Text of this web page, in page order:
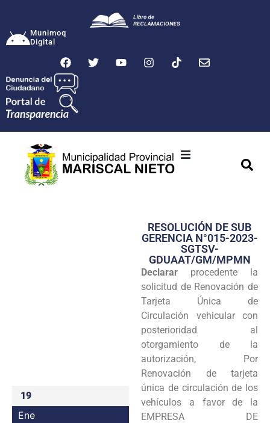
Munimoq
Digital
Transparencia
Seguridad
Programas
Intranet
19
Ene
RESOLUCIÓN DE SUB
GERENCIA N°015-2023-
SGTSV-
GDUAAT/GM/MPMN
Declarar procedente la
solicitud de Renovación de
Tarjeta Única de
Circulación vehicular con
posterioridad al
otorgamiento de la
autorización, Por
Renovación de tarjeta
única de circulación de los
vehículos a favor de la
EMPRESA DE